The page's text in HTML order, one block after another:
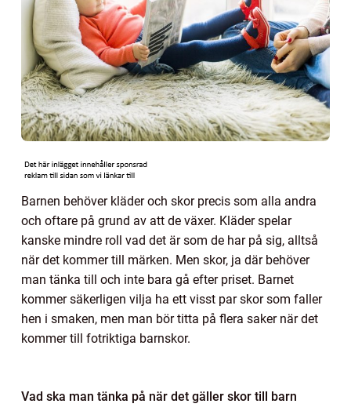
Barnen behöver kläder och skor precis som alla andra
och oftare på grund av att de växer. Kläder spelar
kanske mindre roll vad det är som de har på sig, alltså
när det kommer till märken. Men skor, ja där behöver
man tänka till och inte bara gå efter priset. Barnet
kommer säkerligen vilja ha ett visst par skor som faller
hen i smaken, men man bör titta på flera saker när det
kommer till fotriktiga barnskor.
Vad ska man tänka på när det gäller skor till barn